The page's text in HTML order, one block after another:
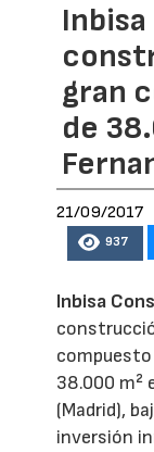
gran
de
21/09/2017
937
Inbisa
38.000 m²
(Madrid),
inversión